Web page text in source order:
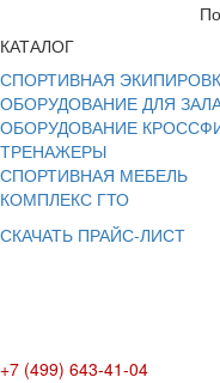
КАТАЛОГ
СПОРТИВНАЯ
ОБОРУДОВАНИЕ ДЛЯ
ОБОРУДОВАНИЕ
ТРЕНАЖЕРЫ
СПОРТИВНАЯ МЕБЕЛЬ
КОМПЛЕКС ГТО
СКАЧАТЬ ПРАЙС-ЛИСТ
+7 (499) 643-41-04